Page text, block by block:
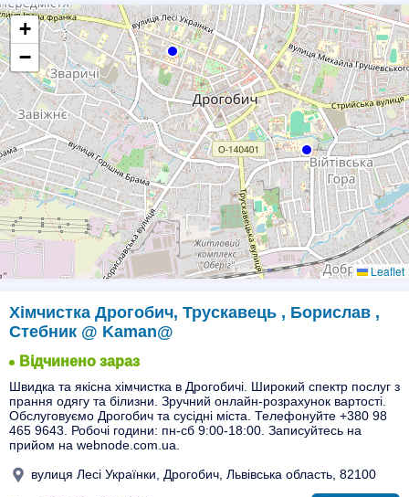
запахів. Оберіть найзручніше для вас підприємство і
насолоджуйтесь чистотою свого авто!
+
−
Leaflet
Хімчистка Дрогобич, Трускавець , Борислав ,
Стебник @ Kaman@
Відчинено зараз
Швидка та якісна хімчистка в Дрогобичі. Широкий спектр послуг з
прання одягу та білизни. Зручний онлайн-розрахунок вартості.
Обслуговуємо Дрогобич та сусідні міста. Телефонуйте +380 98
465 9643. Робочі години: пн-сб 9:00-18:00. Записуйтесь на
прийом на webnode.com.ua.
вулиця Лесі Українки, Дрогобич, Львівська область, 82100